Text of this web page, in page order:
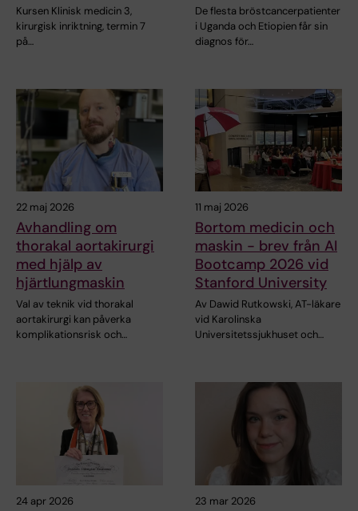
Kursen Klinisk medicin 3,
kirurgisk inriktning, termin 7
på…
De flesta bröstcancerpatienter
i Uganda och Etiopien får sin
diagnos för…
22 maj 2026
Avhandling om
thorakal aortakirurgi
med hjälp av
hjärtlungmaskin
Val av teknik vid thorakal
aortakirurgi kan påverka
komplikationsrisk och…
11 maj 2026
Bortom medicin och
maskin - brev från AI
Bootcamp 2026 vid
Stanford University
Av Dawid Rutkowski, AT-läkare
vid Karolinska
Universitetssjukhuset och…
24 apr 2026 23 mar 2026